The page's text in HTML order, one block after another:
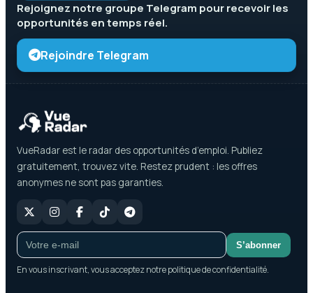
Rejoignez notre groupe Telegram pour recevoir les
opportunités en temps réel.
Rejoindre Telegram
VueRadar est le radar des opportunités d’emploi. Publiez
gratuitement, trouvez vite. Restez prudent : les offres
anonymes ne sont pas garanties.
S’abonner
En vous inscrivant, vous acceptez notre politique de confidentialité.